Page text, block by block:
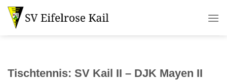
Zum
Inhalt
springen
Tischtennis: SV Kail II – DJK Mayen II